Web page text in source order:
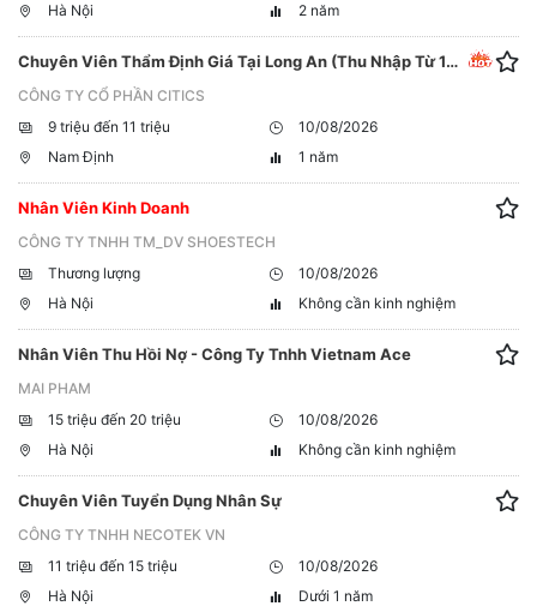
Hà Nội
2 năm
Chuyên Viên Thẩm Định Giá Tại Long An (Thu Nhập Từ 12 -14 Triệu / Tháng)
CÔNG TY CỔ PHẦN CITICS
9 triệu đến 11 triệu
10/08/2026
Nam Định
1 năm
Nhân Viên Kinh Doanh
CÔNG TY TNHH TM_DV SHOESTECH
Thương lượng
10/08/2026
Hà Nội
Không cần kinh nghiệm
Nhân Viên Thu Hồi Nợ - Công Ty Tnhh Vietnam Ace
MAI PHAM
15 triệu đến 20 triệu
10/08/2026
Hà Nội
Không cần kinh nghiệm
Chuyên Viên Tuyển Dụng Nhân Sự
CÔNG TY TNHH NECOTEK VN
11 triệu đến 15 triệu
10/08/2026
Hà Nội
Dưới 1 năm